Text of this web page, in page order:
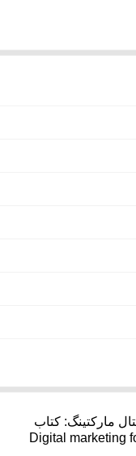
مارکتینگ: کتاب
Digital